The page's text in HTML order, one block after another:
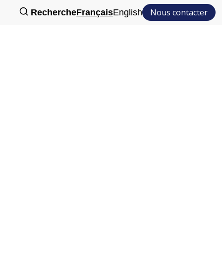
RechercheFrançaisEnglish Nous contacter